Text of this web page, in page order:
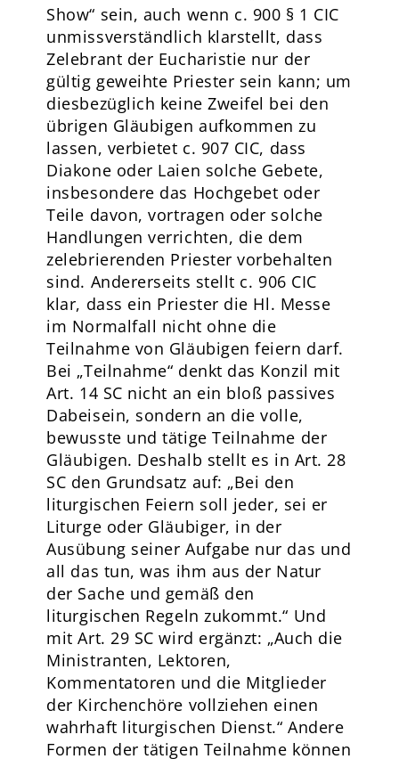
Show“ sein, auch wenn c. 900 § 1 CIC
unmissverständlich klarstellt, dass
Zelebrant der Eucharistie nur der
gültig geweihte Priester sein kann; um
diesbezüglich keine Zweifel bei den
übrigen Gläubigen aufkommen zu
lassen, verbietet c. 907 CIC, dass
Diakone oder Laien solche Gebete,
insbesondere das Hochgebet oder
Teile davon, vortragen oder solche
Handlungen verrichten, die dem
zelebrierenden Priester vorbehalten
sind. Andererseits stellt c. 906 CIC
klar, dass ein Priester die Hl. Messe
im Normalfall nicht ohne die
Teilnahme von Gläubigen feiern darf.
Bei „Teilnahme“ denkt das Konzil mit
Art. 14 SC nicht an ein bloß passives
Dabeisein, sondern an die volle,
bewusste und tätige Teilnahme der
Gläubigen. Deshalb stellt es in Art. 28
SC den Grundsatz auf: „Bei den
liturgischen Feiern soll jeder, sei er
Liturge oder Gläubiger, in der
Ausübung seiner Aufgabe nur das und
all das tun, was ihm aus der Natur
der Sache und gemäß den
liturgischen Regeln zukommt.“ Und
mit Art. 29 SC wird ergänzt: „Auch die
Ministranten, Lektoren,
Kommentatoren und die Mitglieder
der Kirchenchöre vollziehen einen
wahrhaft liturgischen Dienst.“ Andere
Formen der tätigen Teilnahme können